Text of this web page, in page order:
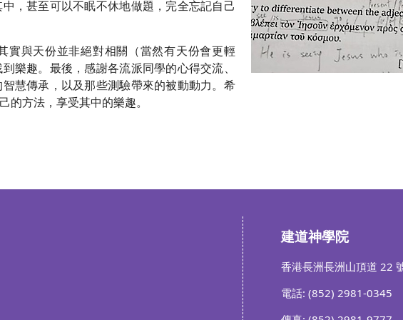
，甚至可以不眠不休地做題，完全忘記自己
實與天份並非絕對相關（當然有天份會更輕
樂趣。最後，感謝各流派同學的心得交流、
慧傳承，以及那些測驗帶來的被動動力。希
的方法，享受其中的樂趣。
建道神學院
香港長洲長洲山頂道 22
電話: (852) 2981-0345